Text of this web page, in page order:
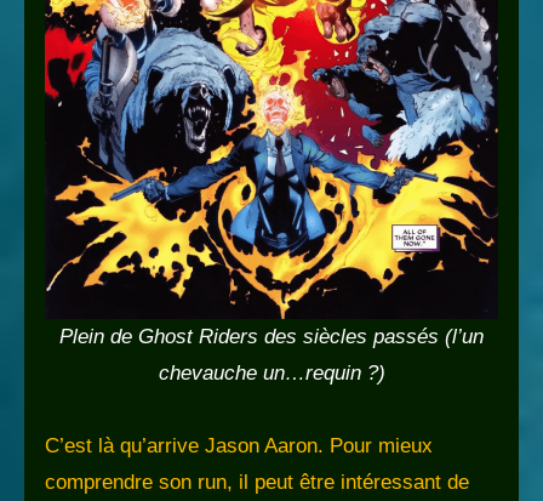
Plein de Ghost Riders des siècles passés (l’un
chevauche un…requin ?)
C’est là qu’arrive Jason Aaron. Pour mieux
comprendre son run, il peut être intéressant de